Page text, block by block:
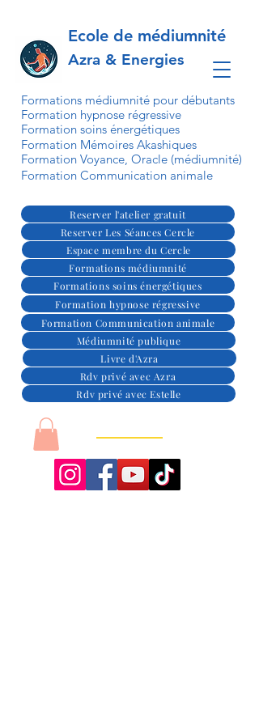
Azra & Energies
Ecole de médiumnité
Formations médiumnité pour débutants
Formation soins énergétiques
Reserver l'atelier gratuit
Reserver Les Séances Cercle
Espace membre du Cercle
Formation hypnose régressive
Formations médiumnité
Formations soins énergétiques
Formation hypnose régressive
Médiumnité publique
Livre d'Azra
Rdv privé avec Azra
Rdv privé avec Estelle
Formation Mémoires Akashiques
Formation Voyance, Oracle (médiumnité)
Formation Communication animale
Formation Communication animale